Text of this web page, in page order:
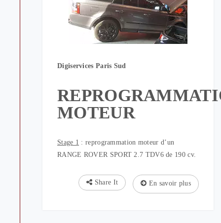
Digiservices Paris Sud
MOTEUR
Stage 1 : reprogrammation moteur d’un
RANGE ROVER SPORT 2.7 TDV6 de 190 cv.
En savoir plus
Share It